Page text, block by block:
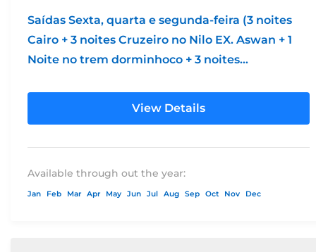
Saídas Sexta, quarta e segunda-feira (3 noites
Cairo + 3 noites Cruzeiro no Nilo EX. Aswan + 1
Noite no trem dorminhoco + 3 noites...
View Details
Available through out the year:
Jan Feb Mar Apr May Jun Jul Aug Sep Oct Nov Dec